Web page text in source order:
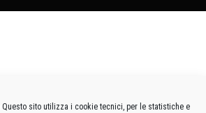
Questo sito utilizza i cookie tecnici, per le statistiche e